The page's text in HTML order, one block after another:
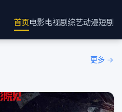
首页电影电视剧综艺动漫短剧
更多 →